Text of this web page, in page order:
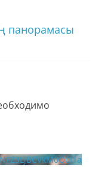
панорамасы